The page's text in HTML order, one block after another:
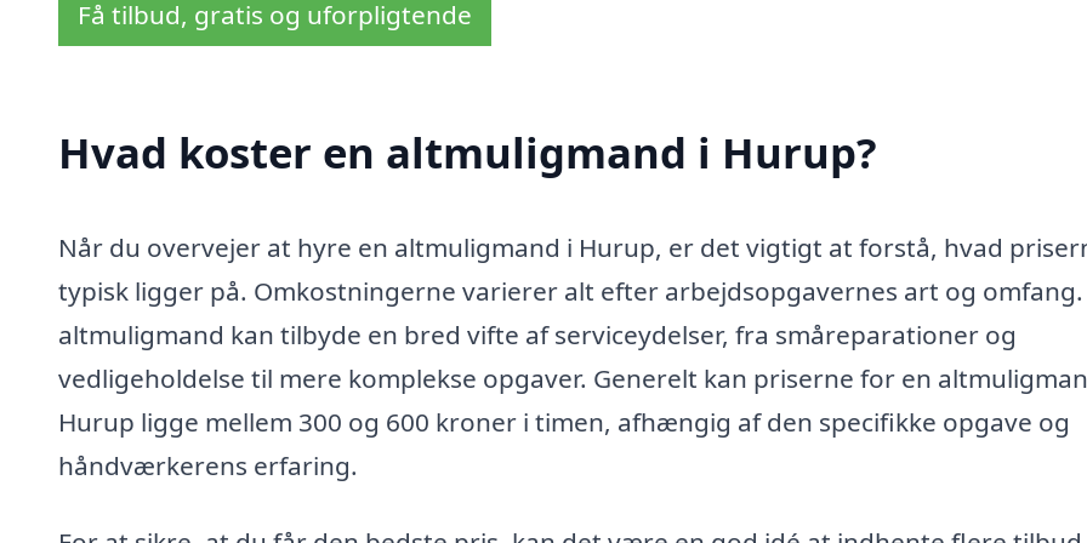
Få tilbud, gratis og uforpligtende
Hvad koster en altmuligmand i Hurup?
Når du overvejer at hyre en altmuligmand i Hurup, er det vigtigt at forstå, hvad
typisk ligger på. Omkostningerne varierer alt efter arbejdsopgavernes art og omfang.
altmuligmand kan tilbyde en bred vifte af serviceydelser, fra småreparationer og
vedligeholdelse til mere komplekse opgaver. Generelt kan priserne for en
Hurup ligge mellem 300 og 600 kroner i timen, afhængig af den specifikke opgave og
håndværkerens erfaring.